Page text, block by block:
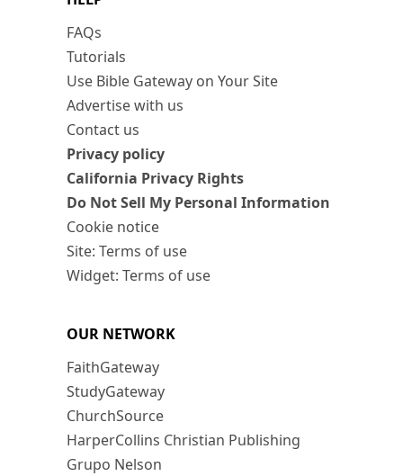
FAQs
Tutorials
Use Bible Gateway on Your Site
Advertise with us
Contact us
Privacy policy
California Privacy Rights
Do Not Sell My Personal Information
Cookie notice
Site: Terms of use
Widget: Terms of use
OUR NETWORK
FaithGateway
StudyGateway
ChurchSource
HarperCollins Christian Publishing
Grupo Nelson